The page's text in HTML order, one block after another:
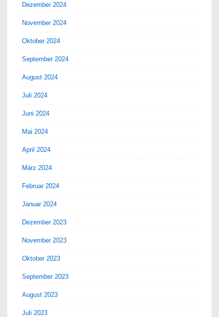
Dezember 2024
November 2024
Oktober 2024
September 2024
August 2024
Juli 2024
Juni 2024
Mai 2024
April 2024
März 2024
Februar 2024
Januar 2024
Dezember 2023
November 2023
Oktober 2023
September 2023
August 2023
Juli 2023